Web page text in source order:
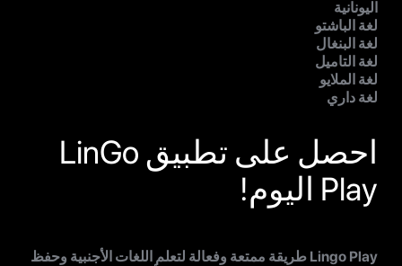
اليونانية
لغة الباشتو
لغة البنغال
لغة التاميل
لغة الملايو
لغة داري
احصل على تطبيق LinGo
Play اليوم!
Lingo Play طريقة ممتعة وفعالة لتعلم اللغات الأجنبية وحفظ